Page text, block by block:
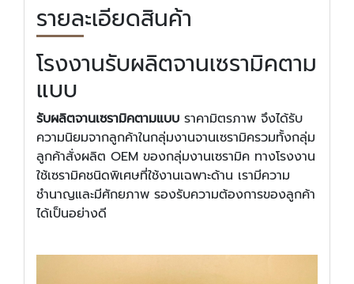
รายละเอียดสินค้า
โรงงานรับผลิตจานเซรามิคตาม
แบบ
รับผลิตจานเซรามิคตามแบบ ราคามิตรภาพ จึงได้รับ
ความนิยมจากลูกค้าในกลุ่มงานจานเซรามิครวมทั้งกลุ่ม
ลูกค้าสั่งผลิต OEM ของกลุ่มงานเซรามิค ทางโรงงาน
ใช้เซรามิคชนิดพิเศษที่ใช้งานเฉพาะด้าน เรามีความ
ชำนาญและมีศักยภาพ รองรับความต้องการของลูกค้า
ได้เป็นอย่างดี